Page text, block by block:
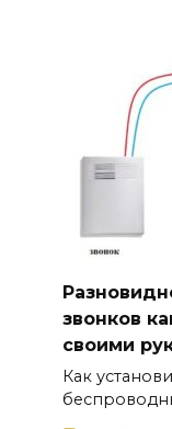
звонков
своими
Как